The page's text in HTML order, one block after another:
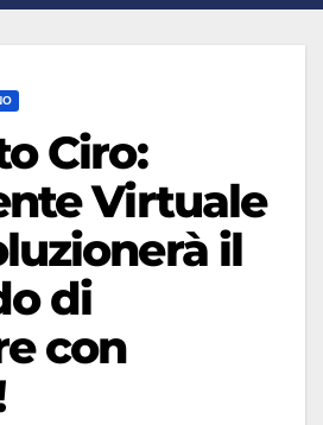
Ciro:
Virtuale
il
di
con